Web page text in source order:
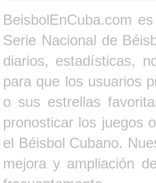
BeisbolEnCuba.com
Serie Nacional de
diarios, estadísticas,
para que los usuarios
o sus estrellas
pronosticar los juegos
el Béisbol Cubano.
mejora y ampliación